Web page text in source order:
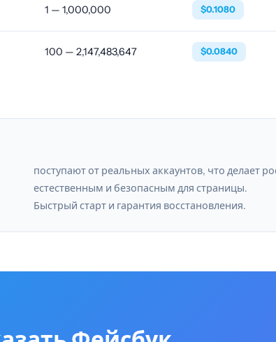
1 — 1,000,000 $0.1080
100 — 2,147,483,647 $0.0840
Быстрый старт и гарантия восстановления.